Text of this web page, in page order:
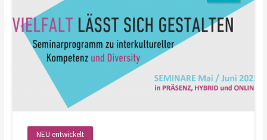
NEU entwickelt